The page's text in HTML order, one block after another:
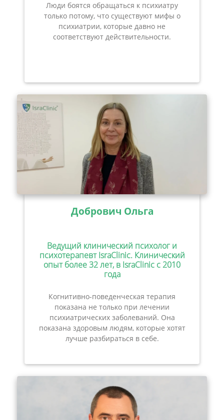
Люди боятся обращаться к психиатру
только потому, что существуют мифы о
психиатрии, которые давно не
соответствуют действительности.
Добрович Ольга
Ведущий клинический психолог и
психотерапевт IsraClinic. Клинический
опыт более 32 лет, в IsraClinic с 2010
года
Когнитивно-поведенческая терапия
показана не только при лечении
психиатрических заболеваний. Она
показана здоровым людям, которые хотят
лучше разбираться в себе.